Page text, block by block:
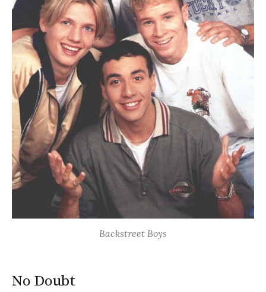
Backstreet Boys
No Doubt